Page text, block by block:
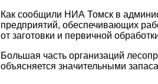
Как сообщили НИА Томск в
предприятий, обеспечивающих
от заготовки и первичной
Большая часть организаций
объясняется значительными